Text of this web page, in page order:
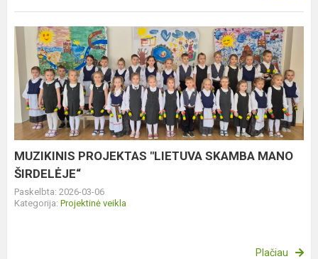
MUZIKINIS
PROJEKTAS
"LIETUVA
SKAMBA
MANO
ŠIRDELĖJE“
MUZIKINIS PROJEKTAS "LIETUVA SKAMBA MANO
ŠIRDELĖJE“
Paskelbta: 2026-03-06
Kategorija: Projektinė veikla
Plačiau